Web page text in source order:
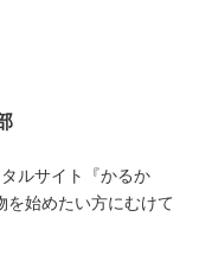
ルサイト『かるか
を始めたい方にむけて